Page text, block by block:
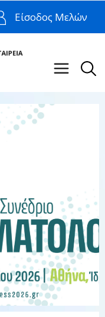
Είσοδος Μελών